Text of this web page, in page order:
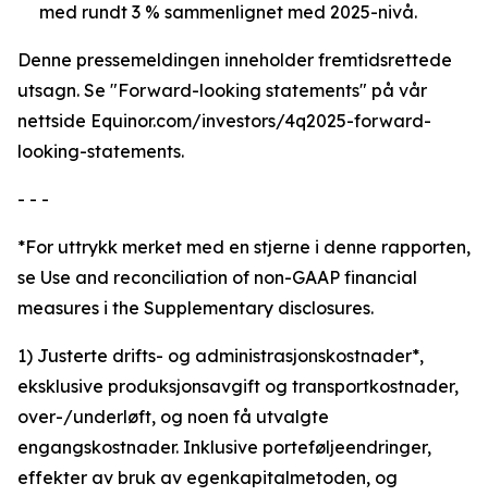
med rundt 3 % sammenlignet med 2025-nivå.
Denne pressemeldingen inneholder fremtidsrettede
utsagn. Se "Forward-looking statements" på vår
nettside Equinor.com/investors/4q2025-forward-
looking-statements.
- - -
*For uttrykk merket med en stjerne i denne rapporten,
se Use and reconciliation of non-GAAP financial
measures i the Supplementary disclosures.
1) Justerte drifts- og administrasjonskostnader*,
eksklusive produksjonsavgift og transportkostnader,
over-/underløft, og noen få utvalgte
engangskostnader. Inklusive porteføljeendringer,
effekter av bruk av egenkapitalmetoden, og